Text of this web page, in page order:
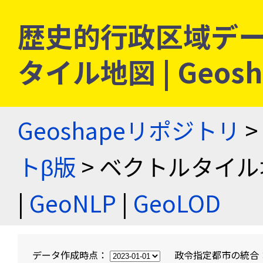
歴史的行政区域デ
タイル地図 |
Geoshapeリポジトリ >
トβ版 > ベクトルタイ
| GeoNLP | GeoLOD
データ作成時点： 政令指定都市の統